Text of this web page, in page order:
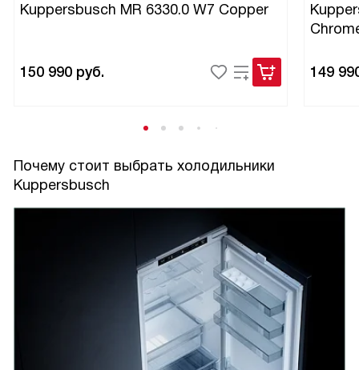
Kuppersbusch MR 6330.0 W7 Copper
150 990 руб. 149
Почему стоит выбрать холодильники
Kuppersbusch